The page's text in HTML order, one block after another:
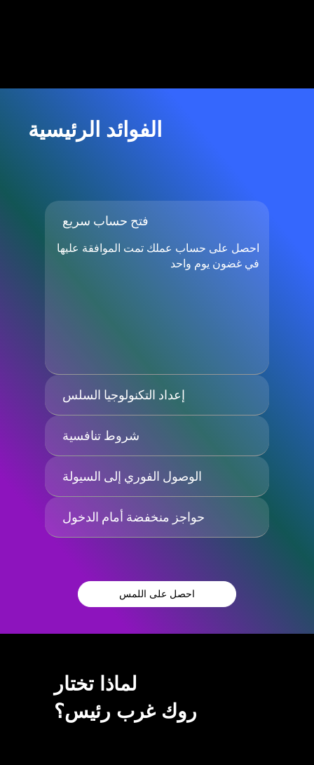
الفوائد الرئيسية
فتح حساب سريع
احصل على حساب عملك تمت الموافقة عليها
في غضون يوم واحد
إعداد التكنولوجيا السلس
شروط تنافسية
الوصول الفوري إلى السيولة
حواجز منخفضة أمام الدخول
احصل على اللمس
لماذا تختار
روك غرب رئيس؟